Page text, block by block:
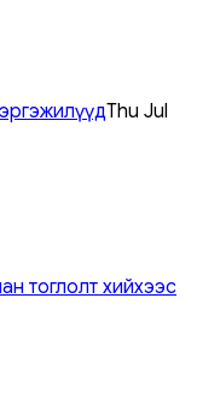
Thu Jul
тоглолт хийхээс